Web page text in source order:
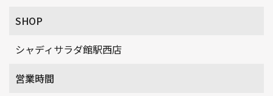
SHOP
シャディサラダ館駅西店
営業時間